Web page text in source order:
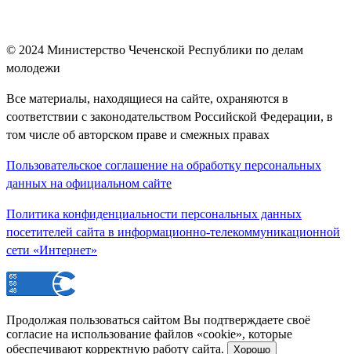
© 2024 Министерство Чеченской Республики по делам
молодежи
Все материалы, находящиеся на сайте, охраняются в
соответствии с законодательством Российской Федерации, в
том числе об авторском праве и смежных правах
Пользовательское соглашение на обработку персональных
данных на официальном сайте
Политика конфиденциальности персональных данных
посетителей сайта в информационно-телекоммуникационной
сети «Интернет»
Продолжая пользоваться сайтом Вы подтверждаете своё
согласие на использование файлов «cookie», которые
обеспечивают корректную работу сайта.
Хорошо